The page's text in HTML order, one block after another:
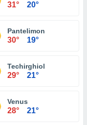
31° 20°
Pantelimon
30° 19°
Techirghiol
29° 21°
Venus
28° 21°